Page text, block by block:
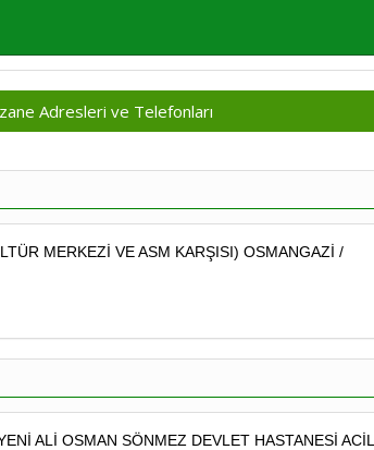
Adresleri ve Telefonları
MERKEZİ VE ASM KARŞISI) OSMANGAZİ /
ALİ OSMAN SÖNMEZ DEVLET HASTANESİ ACİL